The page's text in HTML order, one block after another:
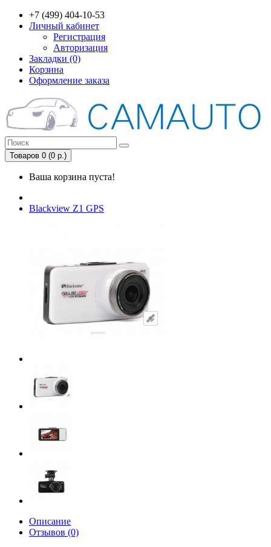
+7 (499) 404-10-53
Личный кабинет
Регистрация
Авторизация
Закладки (0)
Корзина
Оформление заказа
Товаров 0 (0 р.)
Ваша корзина пуста!
Blackview Z1 GPS
Описание
Отзывов (0)